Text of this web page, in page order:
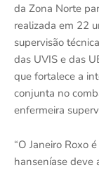
da Zona Norte
realizada em 22
supervisão
das UVIS e das
que fortalece a
conjunta no
enfermeira
“O Janeiro Roxo
hanseníase deve